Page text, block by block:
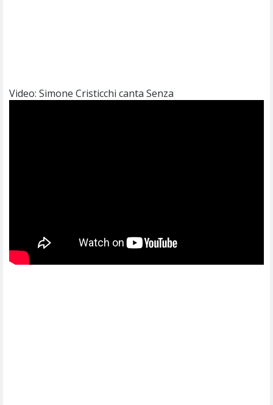
Video: Simone Cristicchi canta Senza